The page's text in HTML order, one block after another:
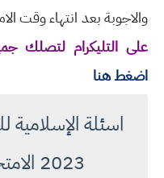
والاجوبة بعد انتهاء وقت
على التليكرام لتصلك
اضغط هنا
اسئلة
2023 الامتحان الوزاري دور 2